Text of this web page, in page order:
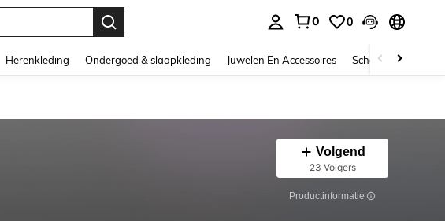
0 0
Herenkleding Ondergoed & slaapkleding Juwelen En Accessoires Schoonheid &
Volgend
23 Volgers
Productinformatie